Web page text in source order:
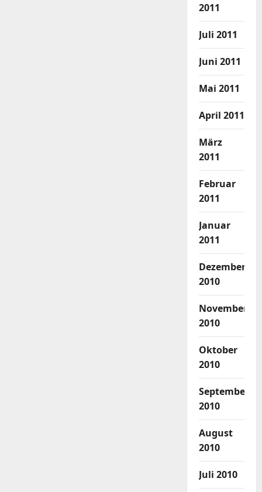
2011
Juli 2011
Juni 2011
Mai 2011
April 2011
März
2011
Februar
2011
Januar
2011
Dezember
2010
November
2010
Oktober
2010
September
2010
August
2010
Juli 2010